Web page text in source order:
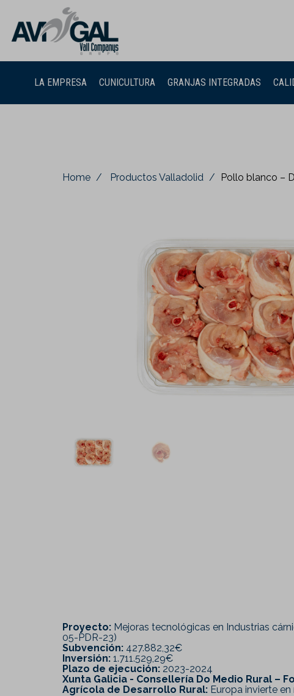
LA EMPRESA CUNICULTURA GRANJAS INTEGRADAS
Home Productos Valladolid Pollo blanco –
Proyecto: Mejoras tecnológicas en Industrias
05-PDR-23)
Subvención: 427.882,32€
Inversión: 1.711.529,29€
Plazo de ejecución: 2023-2024
Xunta Galicia - Consellería Do Medio Rural –
Agrícola de Desarrollo Rural: Europa invierte en